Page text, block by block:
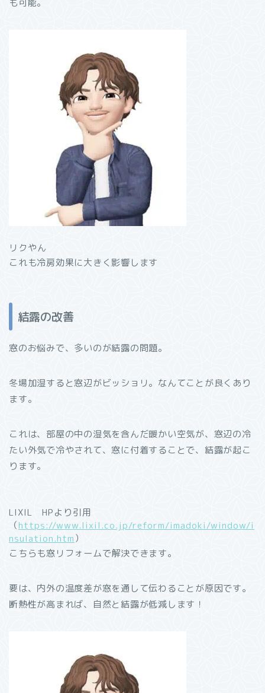
も可能。
リクやん
これも冷房効果に大きく影響します
結露の改善
窓のお悩みで、多いのが結露の問題。
冬場加湿すると窓辺がビッショリ。なんてことが良くあり
ます。
これは、部屋の中の湿気を含んだ暖かい空気が、窓辺の冷
たい外気で冷やされて、窓に付着することで、結露が起こ
ります。
LIXIL HPより引用
（https://www.lixil.co.jp/reform/imadoki/window/i
nsulation.htm）
こちらも窓リフォームで解決できます。
要は、内外の温度差が窓を通して伝わることが原因です。
断熱性が高まれば、自然と結露が低減します！